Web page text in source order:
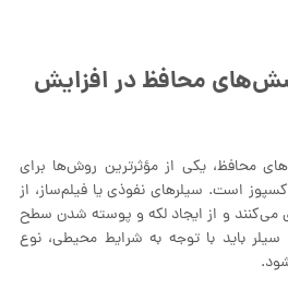
محافظ در افزایش
محافظ، یکی از مؤثرترین روش‌ها برای
است. سیلرهای نفوذی یا فیلم‌ساز، از
می‌کنند و از ایجاد لکه و پوسته شدن سطح
باید با توجه به شرایط محیطی، نوع